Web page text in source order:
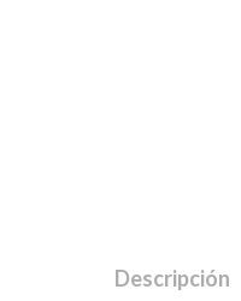
Descripción